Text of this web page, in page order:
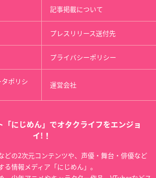
記事掲載について
プレスリリース送付先
プライバシーポリシー
ポリシ 運営会社
「にじめん」でオタクライフをエンジョ
イ!！
どの2次元コンテンツや、声優・舞台・俳優など
情報メディア「にじめん」。